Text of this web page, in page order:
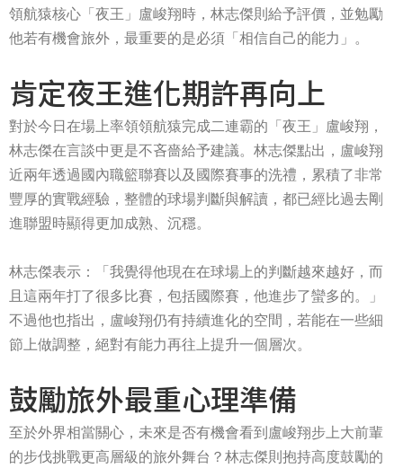
領航猿核心「夜王」盧峻翔時，林志傑則給予評價，並勉勵
他若有機會旅外，最重要的是必須「相信自己的能力」。
肯定夜王進化期許再向上
對於今日在場上率領領航猿完成二連霸的「夜王」盧峻翔，
林志傑在言談中更是不吝嗇給予建議。林志傑點出，盧峻翔
近兩年透過國內職籃聯賽以及國際賽事的洗禮，累積了非常
豐厚的實戰經驗，整體的球場判斷與解讀，都已經比過去剛
進聯盟時顯得更加成熟、沉穩。
林志傑表示：「我覺得他現在在球場上的判斷越來越好，而
且這兩年打了很多比賽，包括國際賽，他進步了蠻多的。」
不過他也指出，盧峻翔仍有持續進化的空間，若能在一些細
節上做調整，絕對有能力再往上提升一個層次。
鼓勵旅外最重心理準備
至於外界相當關心，未來是否有機會看到盧峻翔步上大前輩
的步伐挑戰更高層級的旅外舞台？林志傑則抱持高度鼓勵的